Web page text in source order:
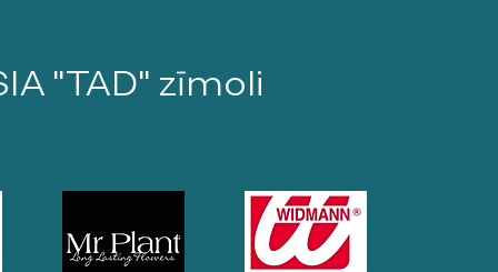
"TAD" zīmoli